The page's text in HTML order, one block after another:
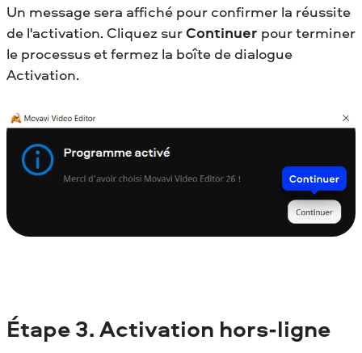
Un message sera affiché pour confirmer la réussite
de l'activation. Cliquez surContinuer pour terminer
le processus et fermez la boîte de dialogue
Activation.
Étape 3. Activation hors-ligne